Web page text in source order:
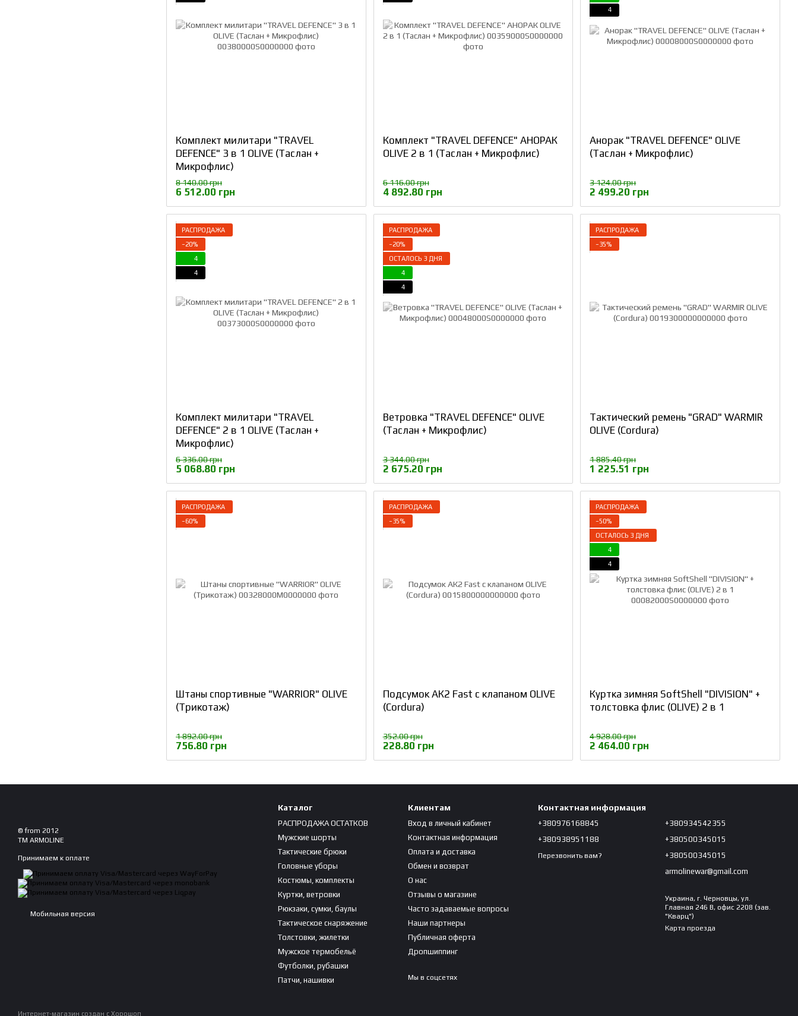
Комплект милитари "TRAVEL
DEFENCE" 3 в 1 OLIVE (Таслан +
Микрофлис)
8 140.00 грн
6 512.00 грн
Комплект "TRAVEL DEFENCE" АНОРАК
OLIVE 2 в 1 (Таслан + Микрофлис)
6 116.00 грн
4 892.80 грн
4
Анорак "TRAVEL DEFENCE" OLIVE
(Таслан + Микрофлис)
3 124.00 грн
2 499.20 грн
РАСПРОДАЖА
−20%
4
4
Комплект милитари "TRAVEL
DEFENCE" 2 в 1 OLIVE (Таслан +
Микрофлис)
6 336.00 грн
5 068.80 грн
РАСПРОДАЖА
−20%
ОСТАЛОСЬ 3 ДНЯ
4
4
Ветровка "TRAVEL DEFENCE" OLIVE
(Таслан + Микрофлис)
3 344.00 грн
2 675.20 грн
РАСПРОДАЖА
−35%
Тактический ремень "GRAD" WARMIR
OLIVE (Cordura)
1 885.40 грн
1 225.51 грн
РАСПРОДАЖА
−60%
Штаны спортивные "WARRIOR" OLIVE
(Трикотаж)
1 892.00 грн
756.80 грн
РАСПРОДАЖА
−35%
Подсумок АК2 Fast с клапаном OLIVE
(Cordura)
352.00 грн
228.80 грн
РАСПРОДАЖА
−50%
ОСТАЛОСЬ 3 ДНЯ
4
4
Куртка зимняя SoftShell "DIVISION" +
толстовка флис (OLIVE) 2 в 1
4 928.00 грн
2 464.00 грн
© from 2012
TM ARMOLINE
Принимаем к оплате
Мобильная версия
Интернет-магазин создан с Хорошоп
Каталог
РАСПРОДАЖА ОСТАТКОВ
Мужские шорты
Тактические брюки
Головные уборы
Костюмы, комплекты
Куртки, ветровки
Рюкзаки, сумки, баулы
Тактическое снаряжение
Толстовки, жилетки
Мужское термобельё
Футболки, рубашки
Патчи, нашивки
Клиентам
Вход в личный кабинет
Контактная информация
Оплата и доставка
Обмен и возврат
О нас
Отзывы о магазине
Часто задаваемые вопросы
Наши партнеры
Публичная оферта
Дропшиппинг
Мы в соцсетях
Контактная информация
+380976168845
+380938951188
Перезвонить вам?
+380934542355
+380500345015
+380500345015
armolinewar@gmail.com
Украина, г. Черновцы, ул.
Главная 246 В, офис 2208 (зав.
"Кварц")
Карта проезда